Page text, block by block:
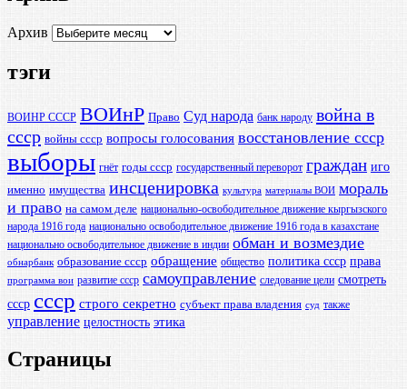
Архив
тэги
ВОИНР СССР ВОИнР Право Суд народа банк народу война в
ссср войны ссср вопросы голосования восстановление ссср
выборы гнёт годы ссср государственный переворот граждан иго
именно имущества инсценировка культура материалы ВОИ мораль
и право на самом деле национально-освободительное движение кыргызского
народа 1916 года национально освободительное движение 1916 года в казахстане
национально освободительное движение в индии обман и возмездие
обнарбанк образование ссср обращение общество политика ссср права
программа вои развитие ссср самоуправление следование цели смотреть
ссср ссср строго секретно субъект права владения суд также
управление целостность этика
Страницы